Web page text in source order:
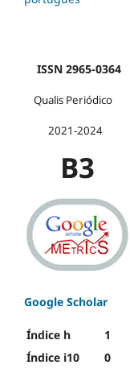
ISSN 2965-0364
Qualis Periódico
2021-2024
B3
Google Scholar
Índice h 1
Índice i10
0